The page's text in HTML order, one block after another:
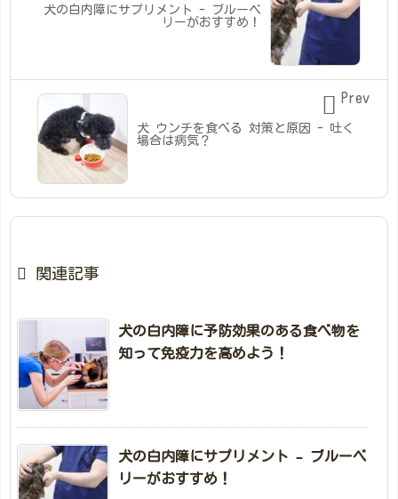
犬の白内障にサプリメント - ブルーベ
リーがおすすめ！
犬 ウンチを食べる 対策と原因 - 吐く
場合は病気？
 Prev
 関連記事
犬の白内障に予防効果のある食べ物を
知って免疫力を高めよう！
犬の白内障にサプリメント – ブルーベ
リーがおすすめ！